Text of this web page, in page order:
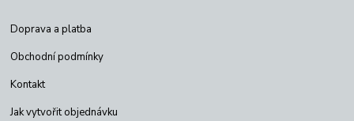
Doprava a platba
Obchodní podmínky
Kontakt
Jak vytvořit objednávku